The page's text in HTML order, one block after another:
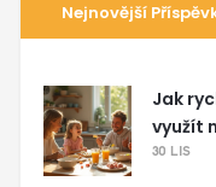
Nejnovější
Jak
využít
30 LIS